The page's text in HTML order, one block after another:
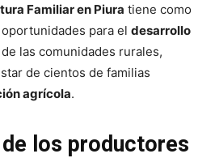
Familiar en Piura tiene como
para el desarrollo
de las comunidades rurales,
de cientos de familias
agrícola.
los productores